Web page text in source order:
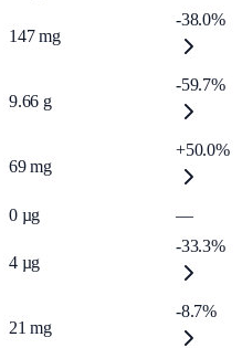
147 mg
-38.0%
9.66 g
-59.7%
69 mg
+50.0%
0 µg —
4 µg
-33.3%
21 mg
-8.7%